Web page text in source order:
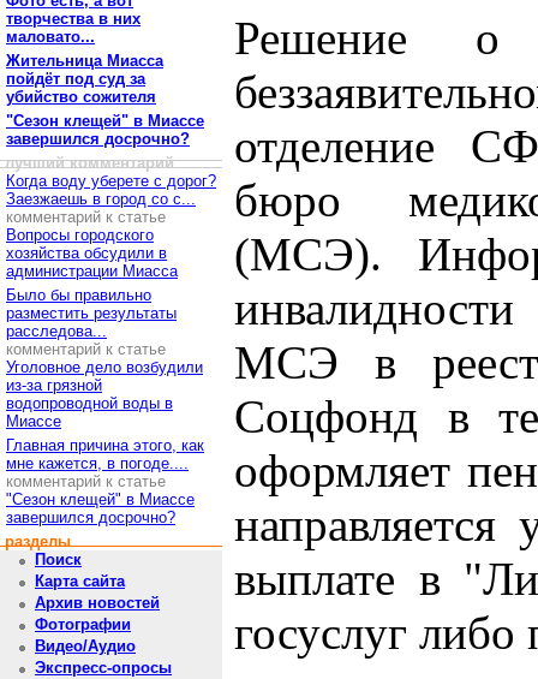
творчества в них
маловато...
Жительница Миасса
пойдёт под суд за
убийство сожителя
"Сезон клещей" в Миассе
завершился досрочно?
лучший комментарий
Когда воду уберете с дорог?
Заезжаешь в город со с...
комментарий к статье
Вопросы городского
хозяйства обсудили в
администрации Миасса
Было бы правильно
разместить результаты
расследова...
комментарий к статье
Уголовное дело возбудили
из-за грязной
водопроводной воды в
Миассе
Главная причина этого, как
мне кажется, в погоде....
комментарий к статье
"Сезон клещей" в Миассе
завершился досрочно?
разделы
Поиск
Карта сайта
Архив новостей
Фотографии
Видео/Аудио
Экспресс-опросы
Решение о
отделение
бюро
(МСЭ).
МСЭ в
Соцфонд в
оформляет
направляется
выплате в
госуслуг либо